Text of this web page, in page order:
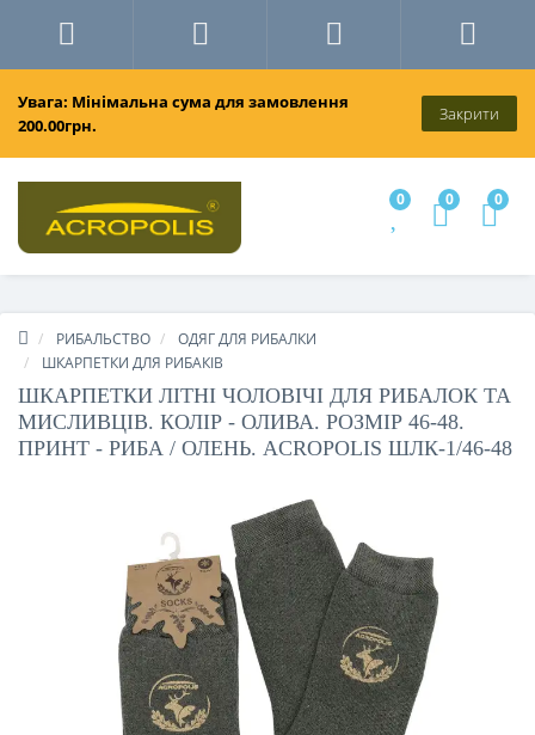
Увага: Мінімальна сума для замовлення
200.00грн.
Закрити
0 0 0
РИБАЛЬСТВО
ОДЯГ ДЛЯ РИБАЛКИ
ШКАРПЕТКИ ДЛЯ РИБАКІВ
ШКАРПЕТКИ ЛІТНІ ЧОЛОВІЧІ ДЛЯ РИБАЛОК ТА
МИСЛИВЦІВ. КОЛІР - ОЛИВА. РОЗМІР 46-48.
ПРИНТ - РИБА / ОЛЕНЬ. ACROPOLIS ШЛК-1/46-48